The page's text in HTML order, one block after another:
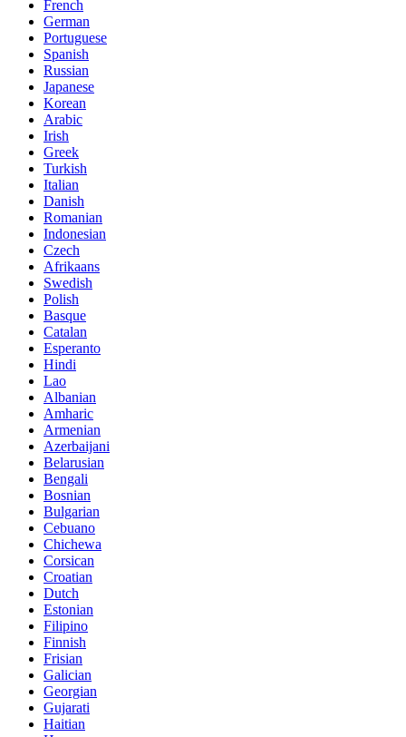
French
German
Portuguese
Spanish
Russian
Japanese
Korean
Arabic
Irish
Greek
Turkish
Italian
Danish
Romanian
Indonesian
Czech
Afrikaans
Swedish
Polish
Basque
Catalan
Esperanto
Hindi
Lao
Albanian
Amharic
Armenian
Azerbaijani
Belarusian
Bengali
Bosnian
Bulgarian
Cebuano
Chichewa
Corsican
Croatian
Dutch
Estonian
Filipino
Finnish
Frisian
Galician
Georgian
Gujarati
Haitian